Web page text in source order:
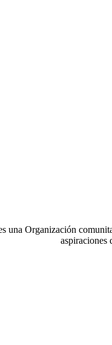
una Organización
aspiraciones